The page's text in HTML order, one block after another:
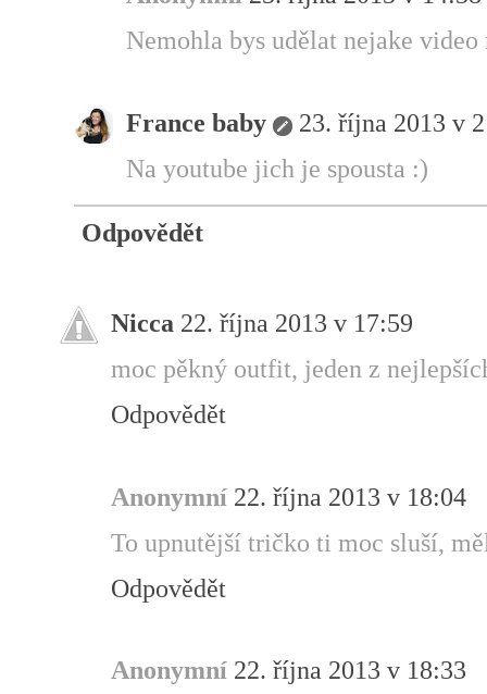
Nemohla bys udělat nejake
France baby
23. října 2013 v
Na youtube jich je spousta :)
Odpovědět
Nicca 22. října 2013 v 17:59
moc pěkný outfit, jeden z
Odpovědět
Anonymní 22. října 2013 v 18:04
To upnutější tričko ti moc sluší,
Odpovědět
Anonymní 22. října 2013 v 18:33